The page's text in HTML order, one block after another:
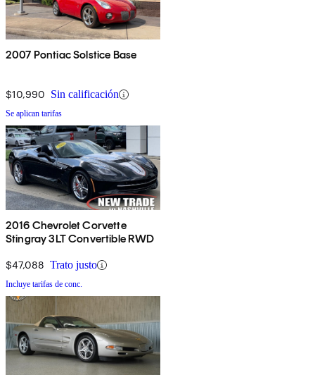
2007 Pontiac Solstice Base
$10,990 Sin calificación
Se aplican tarifas
2016 Chevrolet Corvette
Stingray 3LT Convertible RWD
$47,088 Trato justo
Incluye tarifas de conc.